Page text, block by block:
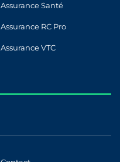
Assurance Santé
Assurance RC Pro
Assurance VTC